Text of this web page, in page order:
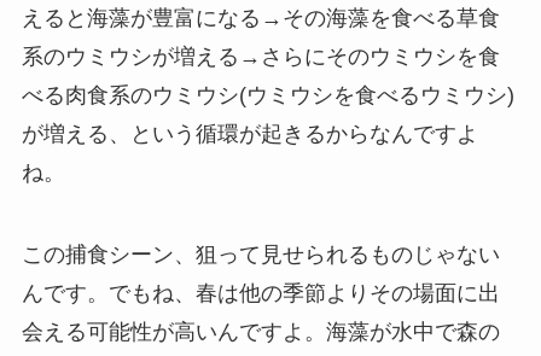
えると海藻が豊富になる→その海藻を食べる草食
系のウミウシが増える→さらにそのウミウシを食
べる肉食系のウミウシ(ウミウシを食べるウミウシ)
が増える、という循環が起きるからなんですよ
ね。
この捕食シーン、狙って見せられるものじゃない
んです。でもね、春は他の季節よりその場面に出
会える可能性が高いんですよ。海藻が水中で森の